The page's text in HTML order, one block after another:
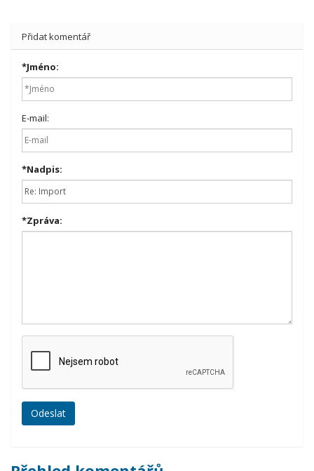
Přidat komentář
*Jméno:
E-mail:
*Nadpis:
*Zpráva: